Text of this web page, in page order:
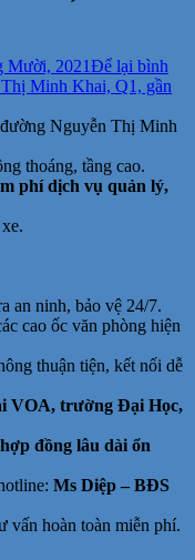
Mười, 2021Để lại bình
Minh Khai, Q1, gần
Nguyễn Thị Minh
thoáng, tầng cao.
phí dịch vụ quản lý,
an ninh, bảo vệ 24/7.
cao ốc văn phòng hiện
thuận tiện, kết nối dễ
VOA, trường Đại Học,
đồng lâu dài ổn
Ms Diệp – BĐS
vấn hoàn toàn miễn phí.